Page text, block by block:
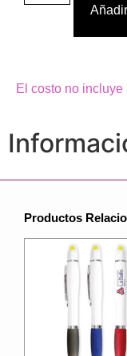
El costo no incluye
Productos